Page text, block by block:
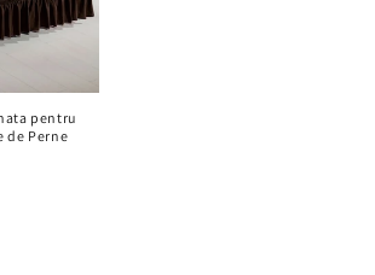
pentru
de Perne